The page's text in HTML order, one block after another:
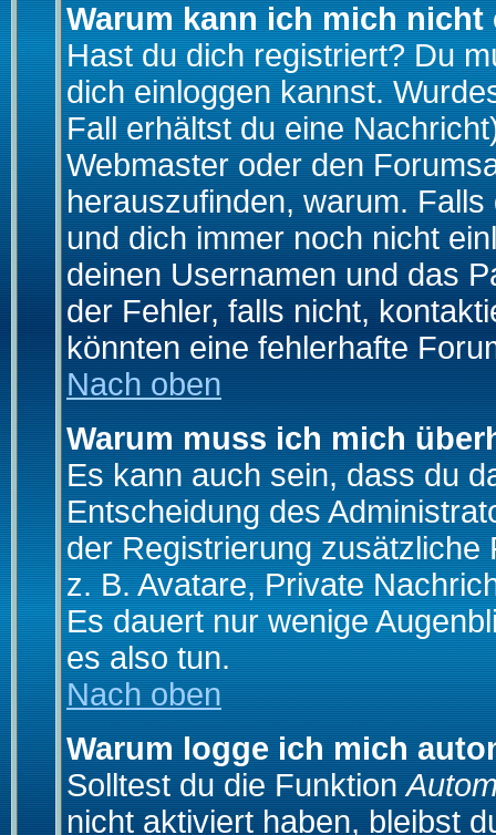
Warum kann ich mich nicht
Hast du dich registriert? Du
dich einloggen kannst.
Fall erhältst du eine
Webmaster oder den
herauszufinden, warum.
und dich immer noch nicht
deinen Usernamen und das
der Fehler, falls nicht,
könnten eine fehlerhafte
Nach oben
Warum muss ich mich
Es kann auch sein, dass du
Entscheidung des
der Registrierung
z. B. Avatare, Private
Es dauert nur wenige
es also tun.
Nach oben
Warum logge ich mich
Solltest du die Funktion
nicht aktiviert haben, bleibst